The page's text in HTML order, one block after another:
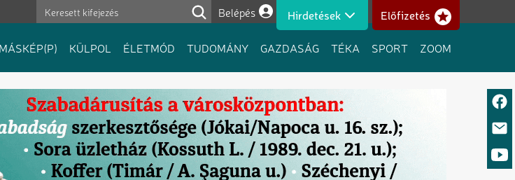
Felhasználói fiók menüje
Belépés Hirdetések Előfizetés
MÁSKÉP(P) KÜLPOL ÉLETMÓD TUDOMÁNY GAZDASÁG TÉKA SPORT ZOOM